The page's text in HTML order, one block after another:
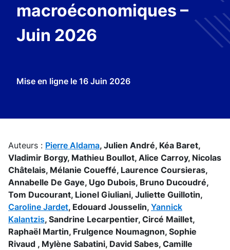
macroéconomiques –
Juin 2026
Mise en ligne le 16 Juin 2026
Auteurs : Pierre Aldama, Julien André, Kéa Baret,
Vladimir Borgy, Mathieu Boullot, Alice Carroy, Nicolas
Châtelais, Mélanie Coueffé, Laurence Coursieras,
Annabelle De Gaye, Ugo Dubois, Bruno Ducoudré,
Tom Ducourant, Lionel Giuliani, Juliette Guillotin,
Caroline Jardet, Edouard Jousselin, Yannick
Kalantzis, Sandrine Lecarpentier, Circé Maillet,
Raphaël Martin, Frulgence Noumagnon, Sophie
Rivaud , Mylène Sabatini, David Sabes, Camille